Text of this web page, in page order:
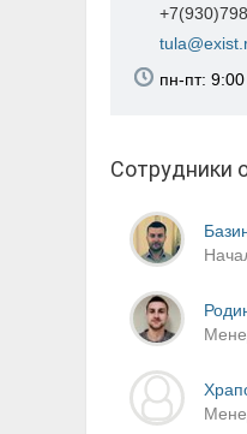
пн-пт:
Сотрудники